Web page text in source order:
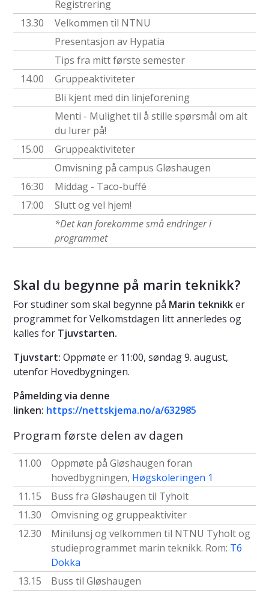
Registrering
13.30
Velkommen til NTNU
Presentasjon av Hypatia
Tips fra mitt første semester
14.00
Gruppeaktiviteter
Bli kjent med din linjeforening
Menti - Mulighet til å stille spørsmål om alt
du lurer på!
15.00
Gruppeaktiviteter
Omvisning på campus Gløshaugen
16:30
Middag - Taco-buffé
17:00
Slutt og vel hjem!
*Det kan forekomme små endringer i
programmet
Skal du begynne på marin teknikk?
For studiner som skal begynne på Marin teknikker
programmet for Velkomstdagen litt annerledes og
kalles for Tjuvstarten.
Tjuvstart: Oppmøte er 11:00, søndag 9. august,
utenfor Hovedbygningen.
Påmelding via denne
linken: https://nettskjema.no/a/632985
Program første delen av dagen
11.00
Oppmøte på Gløshaugen foran
hovedbygningen, Høgskoleringen 1
11.15
Buss fra Gløshaugen til Tyholt
11.30
Omvisning og gruppeaktiviter
12.30
Minilunsj og velkommen til NTNU Tyholt og
studieprogrammet marin teknikk. Rom: T6
Dokka
13.15
Buss til Gløshaugen